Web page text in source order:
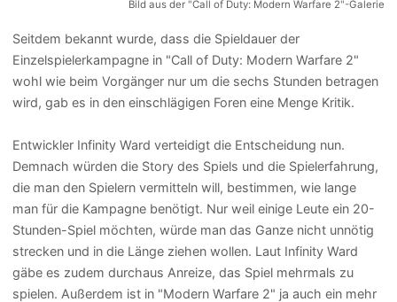
Bild aus der "Call of Duty: Modern Warfare 2"-Galerie
Seitdem bekannt wurde, dass die Spieldauer der
Einzelspielerkampagne in "Call of Duty: Modern Warfare 2"
wohl wie beim Vorgänger nur um die sechs Stunden betragen
wird, gab es in den einschlägigen Foren eine Menge Kritik.
Entwickler Infinity Ward verteidigt die Entscheidung nun.
Demnach würden die Story des Spiels und die Spielerfahrung,
die man den Spielern vermitteln will, bestimmen, wie lange
man für die Kampagne benötigt. Nur weil einige Leute ein 20-
Stunden-Spiel möchten, würde man das Ganze nicht unnötig
strecken und in die Länge ziehen wollen. Laut Infinity Ward
gäbe es zudem durchaus Anreize, das Spiel mehrmals zu
spielen. Außerdem ist in "Modern Warfare 2" ja auch ein mehr